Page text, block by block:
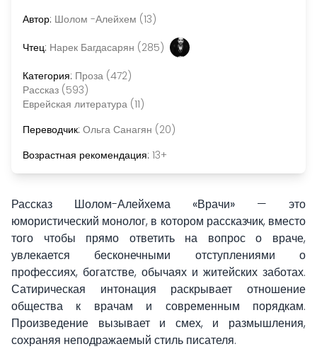
Автор: Шолом -Алейхем (13)
Чтец: Нарек Багдасарян (285)
Категория: Проза (472)
Рассказ (593)
Еврейская литература (11)
Переводчик: Ольга Санагян (20)
Возрастная рекомендация: 13+
Рассказ Шолом-Алейхема «Врачи» — это
юмористический монолог, в котором рассказчик, вместо
того чтобы прямо ответить на вопрос о враче,
увлекается бесконечными отступлениями о
профессиях, богатстве, обычаях и житейских заботах.
Сатирическая интонация раскрывает отношение
общества к врачам и современным порядкам.
Произведение вызывает и смех, и размышления,
сохраняя неподражаемый стиль писателя.